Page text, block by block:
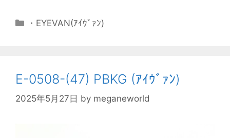
・EYEVAN(ｱｲｳﾞｧﾝ)
E-0508-(47) PBKG (ｱｲｳﾞｧﾝ)
2025年5月27日 by meganeworld